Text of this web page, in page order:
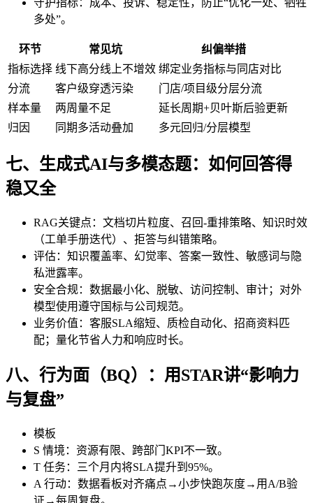
多处”。
环节 常见坑
纠偏举措
指标选择 线下高分线上不增效 绑定业务指标与同店对比
分流
客户级穿透污染
门店/项目级分层分流
样本量
两周量不足
延长周期+贝叶斯后验更新
归因
同期多活动叠加 多元回归/分层模型
七、生成式AI与多模态题：如何回答得
稳又全
RAG关键点：文档切片粒度、召回-重排策略、知识时效
（工单手册迭代）、拒答与纠错策略。
评估：知识覆盖率、幻觉率、答案一致性、敏感词与隐
私泄露率。
安全合规：数据最小化、脱敏、访问控制、审计；对外
模型使用遵守国标与公司规范。
业务价值：客服SLA缩短、质检自动化、招商资料匹
配；量化节省人力和响应时长。
八、行为面（BQ）：用STAR讲“影响力
与复盘”
模板
S 情境：资源有限、跨部门KPI不一致。
T 任务：三个月内将SLA提升到95%。
A 行动：数据看板对齐痛点→小步快跑灰度→用A/B验